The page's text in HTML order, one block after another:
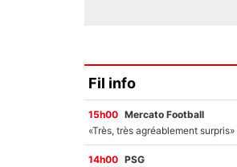
Fil info
15h00 Mercato Football
14h00 PSG